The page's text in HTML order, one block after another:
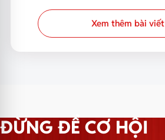
Xem thêm bài viết
ĐỪNG ĐỂ CƠ HỘI